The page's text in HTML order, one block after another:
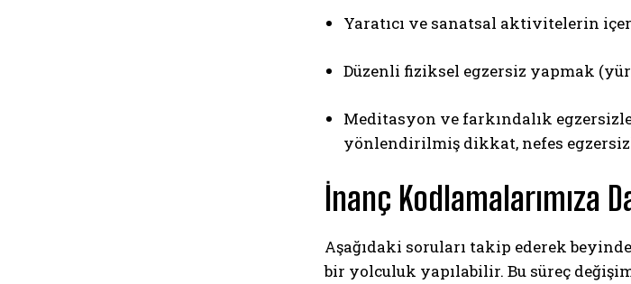
Yaratıcı ve sanatsal aktivitelerin
Düzenli fiziksel egzersiz yapmak
Meditasyon ve farkındalık
yönlendirilmiş dikkat, nefes
İnanç Kodlamalarımıza
Aşağıdaki soruları takip ederek
bir yolculuk yapılabilir. Bu süreç